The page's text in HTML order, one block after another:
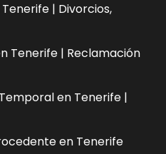
| Divorcios,
Tenerife | Reclamación
en Tenerife |
en Tenerife